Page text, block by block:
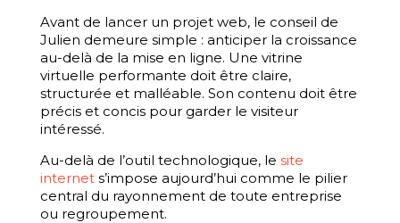
Avant de lancer un projet web, le conseil de
Julien demeure simple : anticiper la croissance
au-delà de la mise en ligne. Une vitrine
virtuelle performante doit être claire,
structurée et malléable. Son contenu doit être
précis et concis pour garder le visiteur
intéressé.
Au-delà de l’outil technologique, le site
internets’impose aujourd’hui comme le pilier
central du rayonnement de toute entreprise
ou regroupement.